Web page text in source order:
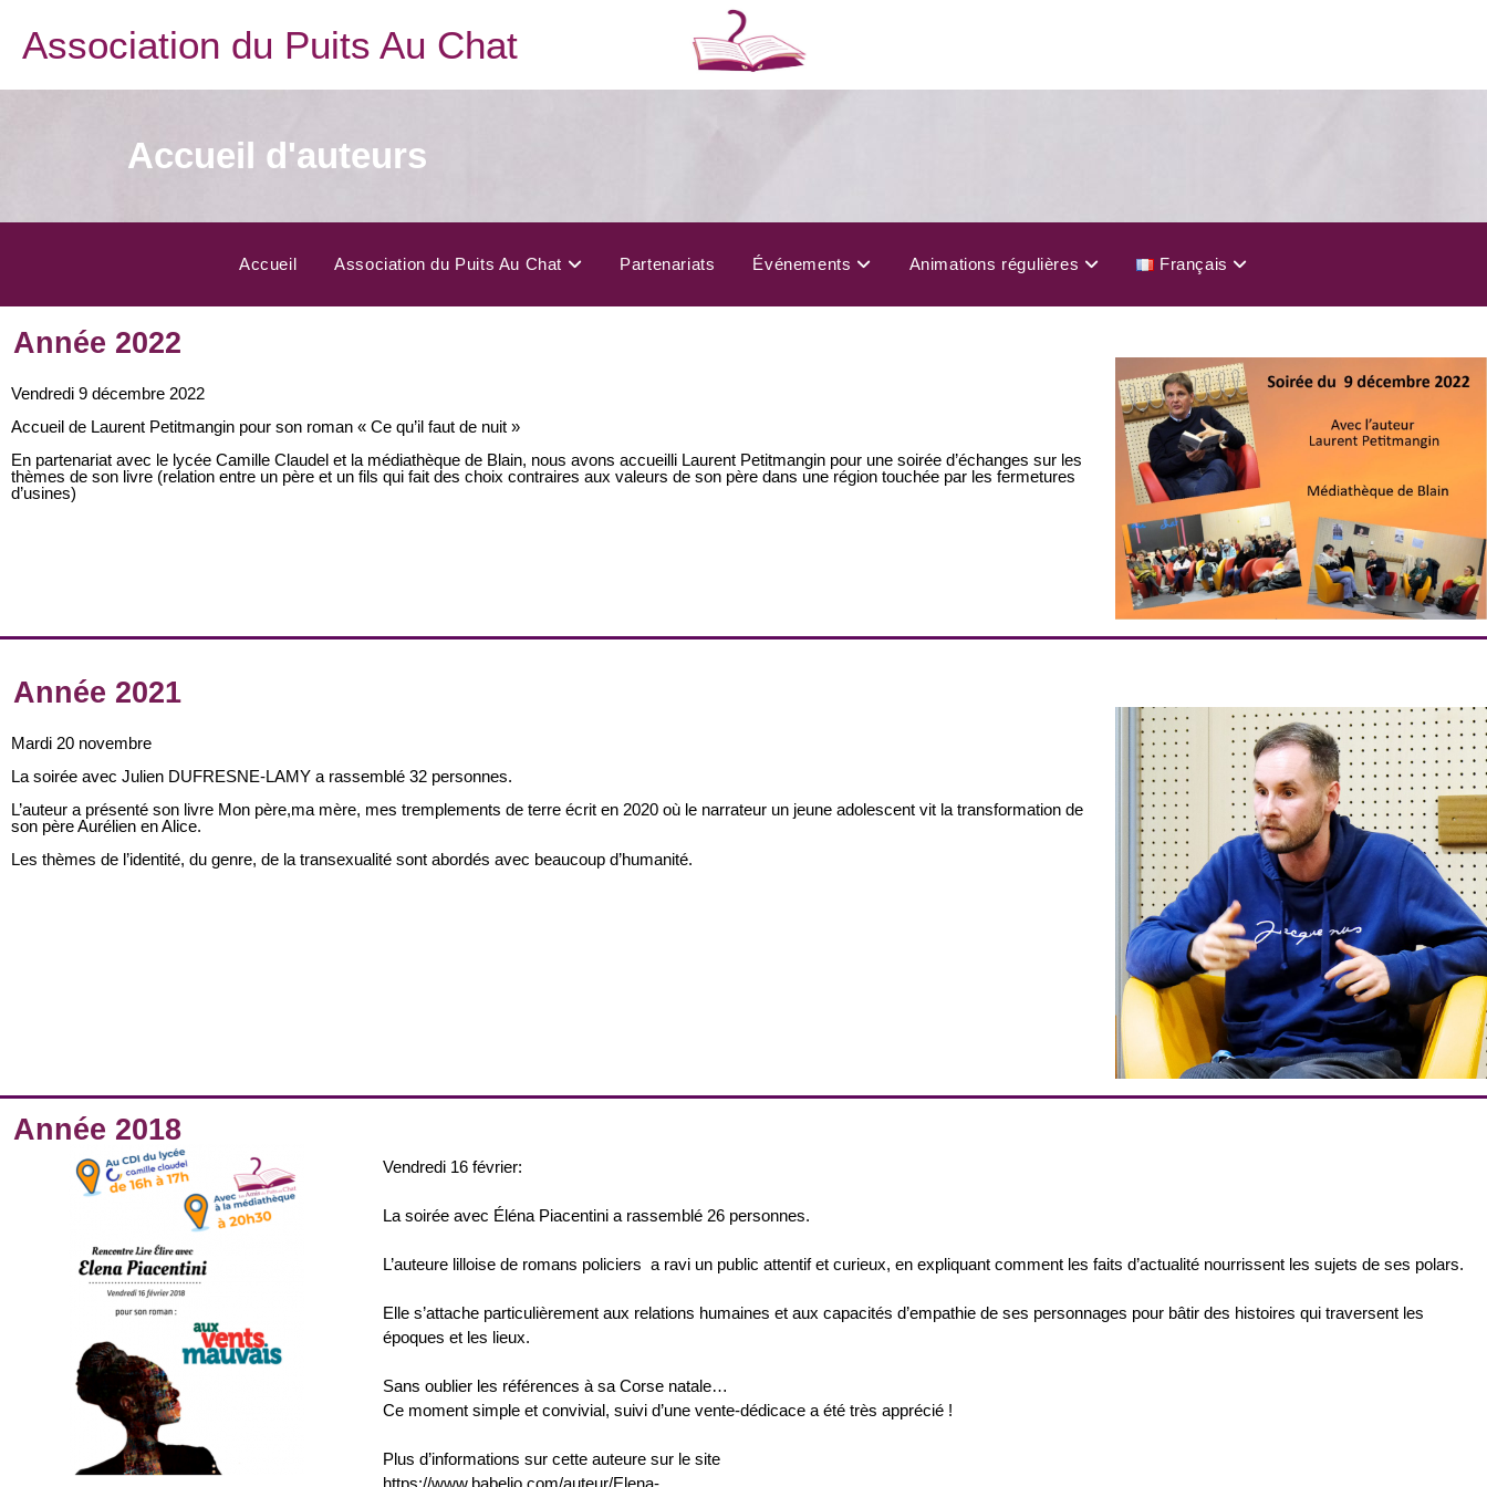
Association du Puits Au Chat
Accueil d'auteurs
Accueil Association du Puits Au Chat Partenariats Événements Animations régulières Français
Année 2022
Vendredi 9 décembre 2022
Accueil de Laurent Petitmangin pour son roman « Ce qu’il faut de nuit »
En partenariat avec le lycée Camille Claudel et la médiathèque de Blain, nous avons accueilli Laurent Petitmangin pour une soirée d’échanges sur les
thèmes de son livre (relation entre un père et un fils qui fait des choix contraires aux valeurs de son père dans une région touchée par les fermetures
d’usines)
Année 2021
Mardi 20 novembre
La soirée avec Julien DUFRESNE-LAMY a rassemblé 32 personnes.
L’auteur a présenté son livre Mon père,ma mère, mes tremplements de terre écrit en 2020 où le narrateur un jeune adolescent vit la transformation de
son père Aurélien en Alice.
Les thèmes de l’identité, du genre, de la transexualité sont abordés avec beaucoup d’humanité.
Année 2018
Vendredi 16 février:
La soirée avec Éléna Piacentini a rassemblé 26 personnes.
L’auteure lilloise de romans policiers a ravi un public attentif et curieux, en expliquant comment les faits d’actualité nourrissent les sujets de ses polars.
Elle s’attache particulièrement aux relations humaines et aux capacités d’empathie de ses personnages pour bâtir des histoires qui traversent les
époques et les lieux.
Sans oublier les références à sa Corse natale…
Ce moment simple et convivial, suivi d’une vente-dédicace a été très apprécié !
Plus d’informations sur cette auteure sur le site